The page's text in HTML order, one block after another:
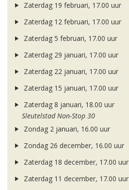
Zaterdag 19 februari, 17.00 uur
Zaterdag 12 februari, 17.00 uur
Zaterdag 5 februari, 17.00 uur
Zaterdag 29 januari, 17.00 uur
Zaterdag 22 januari, 17.00 uur
Zaterdag 15 januari, 17.00 uur
Zaterdag 8 januari, 18.00 uur
Sleutelstad Non-Stop 30
Zondag 2 januari, 16.00 uur
Zondag 26 december, 16.00 uur
Zaterdag 18 december, 17.00 uur
Zaterdag 11 december, 17.00 uur